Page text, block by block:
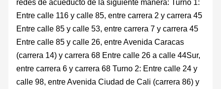
redes de acueducto de la siguiente manera: Turno 1:
Entre calle 116 y calle 85, entre carrera 2 y carrera 45
Entre calle 85 y calle 53, entre carrera 7 y carrera 45
Entre calle 85 y calle 26, entre Avenida Caracas
(carrera 14) y carrera 68 Entre calle 26 a calle 44Sur,
entre carrera 6 y carrera 68 Turno 2: Entre calle 24 y
calle 98, entre Avenida Ciudad de Cali (carrera 86) y